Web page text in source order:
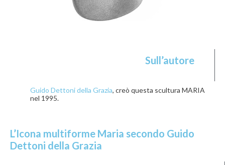
Sull’autore
Guido Dettoni della Grazia, creò questa scultura MARIA
nel 1995.
L’Icona multiforme Maria secondo Guido
Dettoni della Grazia